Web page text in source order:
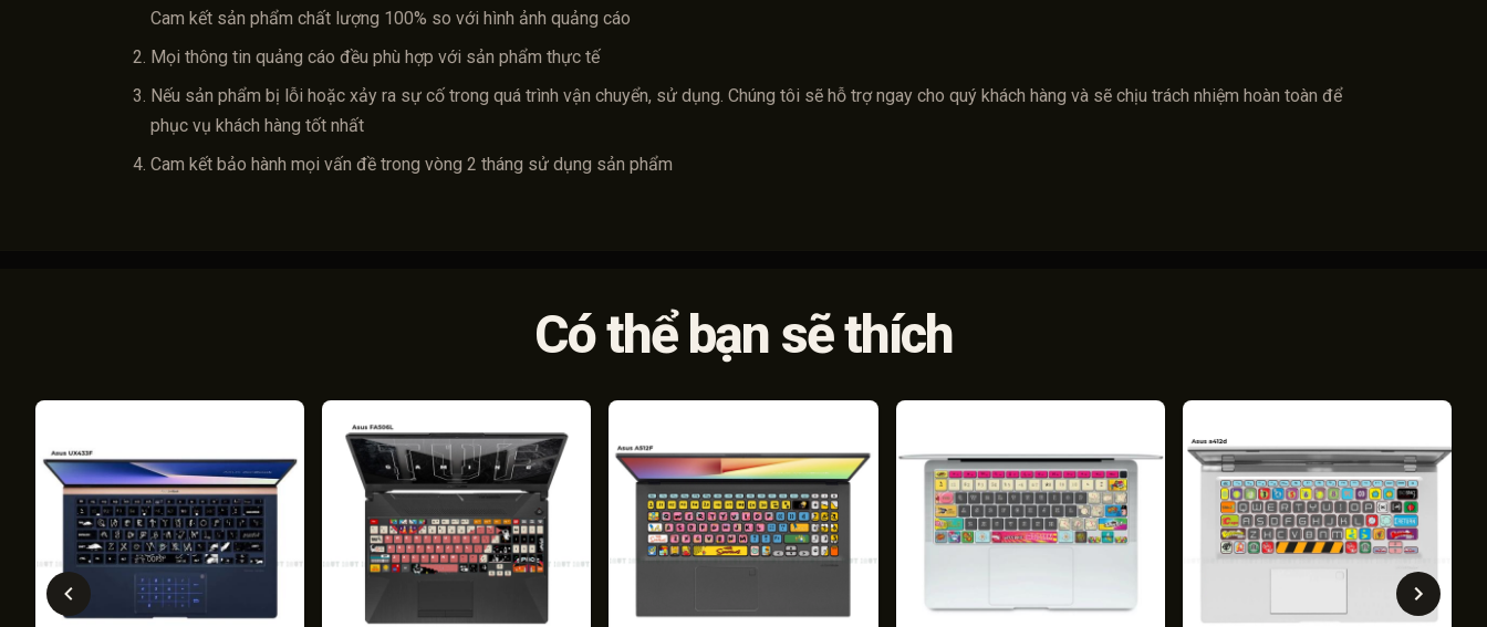
Cam kết sản phẩm chất lượng 100% so với hình ảnh quảng cáo
Mọi thông tin quảng cáo đều phù hợp với sản phẩm thực tế
Nếu sản phẩm bị lỗi hoặc xảy ra sự cố trong quá trình vận chuyển, sử dụng. Chúng tôi sẽ hỗ trợ ngay cho quý khách hàng và sẽ chịu trách nhiệm hoàn toàn để
phục vụ khách hàng tốt nhất
Cam kết bảo hành mọi vấn đề trong vòng 2 tháng sử dụng sản phẩm
Có thể bạn sẽ thích